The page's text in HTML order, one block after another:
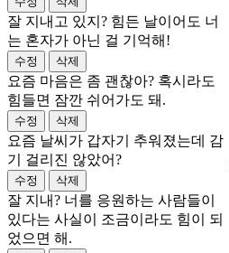
잘 지내고 있지? 힘든 날이어도 너
는 혼자가 아닌 걸 기억해!
요즘 마음은 좀 괜찮아? 혹시라도
힘들면 잠깐 쉬어가도 돼.
요즘 날씨가 갑자기 추워졌는데 감
기 걸리진 않았어?
잘 지내? 너를 응원하는 사람들이
있다는 사실이 조금이라도 힘이 되
었으면 해.